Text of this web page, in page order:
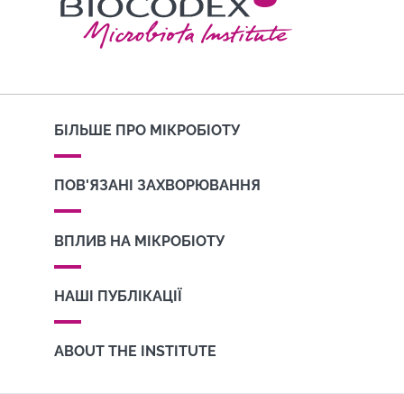
БІЛЬШЕ ПРО МІКРОБІОТУ
ПОВ'ЯЗАНІ ЗАХВОРЮВАННЯ
ВПЛИВ НА МІКРОБІОТУ
НАШІ ПУБЛІКАЦІЇ
ABOUT THE INSTITUTE